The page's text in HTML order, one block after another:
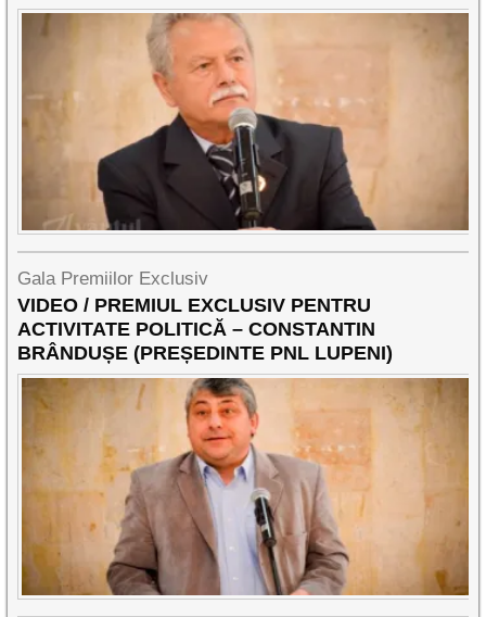
Gala Premiilor Exclusiv
VIDEO / PREMIUL EXCLUSIV PENTRU
ACTIVITATE POLITICĂ – CONSTANTIN
BRÂNDUȘE (PREȘEDINTE PNL LUPENI)